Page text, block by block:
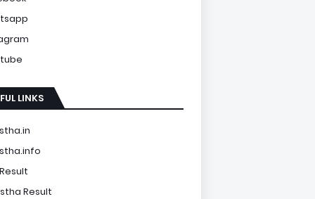
LINKS
Result